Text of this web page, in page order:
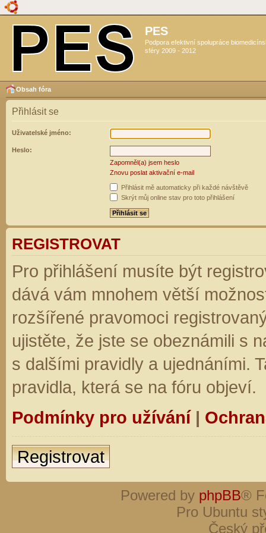
PES
Podpora efektivní spolupráce
sféry 2009 - 2012
Obsah fóra
Přihlásit se
Uživatelské jméno:
Heslo:
Zapomněl(a) jsem heslo
Znovu poslat aktivační e-mail
Přihlásit mě automaticky při každé návštěvě
Skrýt můj online stav pro toto přihlášení
REGISTROVAT
Pro přihlášení musíte být
dává vám mnohem větší
rozšířené pravomoci
ujistěte, že jste se obeznámili s
s dalšími pravidly a ujednáními.
pravidla, která se na fóru objeví.
Podmínky pro užívání|
Registrovat
Powered by phpBB®
Pro Ubuntu
Český